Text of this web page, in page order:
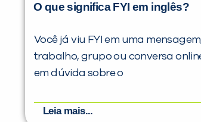
O que significa FYI em inglês?
Você já viu FYI em uma
trabalho, grupo ou conversa
em dúvida sobre o
Leia mais...